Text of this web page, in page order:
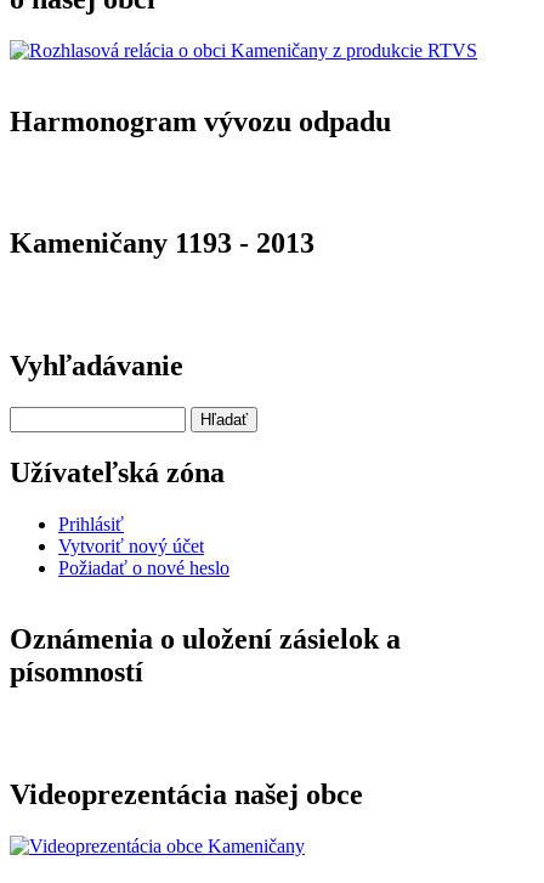
Harmonogram vývozu odpadu
Kameničany 1193 - 2013
Vyhľadávanie
Užívateľská zóna
Prihlásiť
Vytvoriť nový účet
Požiadať o nové heslo
Oznámenia o uložení zásielok a
písomností
Videoprezentácia našej obce